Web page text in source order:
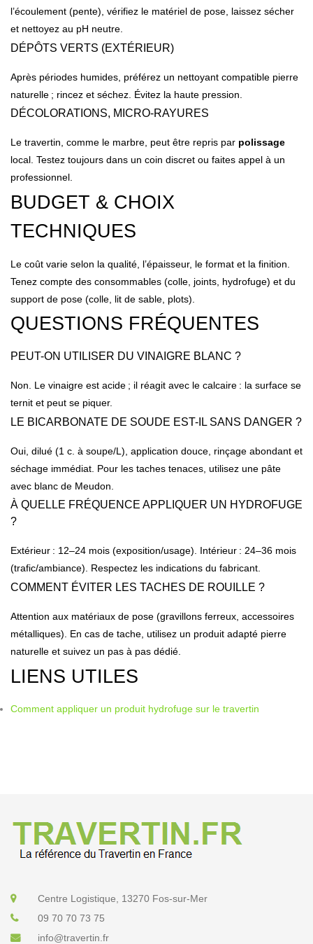
l’écoulement (pente), vérifiez le matériel de pose, laissez sécher
et nettoyez au pH neutre.
DÉPÔTS VERTS (EXTÉRIEUR)
Après périodes humides, préférez un nettoyant compatible pierre
naturelle ; rincez et séchez. Évitez la haute pression.
DÉCOLORATIONS, MICRO-RAYURES
Le travertin, comme le marbre, peut être repris par polissage
local. Testez toujours dans un coin discret ou faites appel à un
professionnel.
BUDGET & CHOIX
TECHNIQUES
Le coût varie selon la qualité, l’épaisseur, le format et la finition.
Tenez compte des consommables (colle, joints, hydrofuge) et du
support de pose (colle, lit de sable, plots).
QUESTIONS FRÉQUENTES
PEUT-ON UTILISER DU VINAIGRE BLANC ?
Non. Le vinaigre est acide ; il réagit avec le calcaire : la surface se
ternit et peut se piquer.
LE BICARBONATE DE SOUDE EST-IL SANS DANGER ?
Oui, dilué (1 c. à soupe/L), application douce, rinçage abondant et
séchage immédiat. Pour les taches tenaces, utilisez une pâte
avec blanc de Meudon.
À QUELLE FRÉQUENCE APPLIQUER UN HYDROFUGE
?
Extérieur : 12–24 mois (exposition/usage). Intérieur : 24–36 mois
(trafic/ambiance). Respectez les indications du fabricant.
COMMENT ÉVITER LES TACHES DE ROUILLE ?
Attention aux matériaux de pose (gravillons ferreux, accessoires
métalliques). En cas de tache, utilisez un produit adapté pierre
naturelle et suivez un pas à pas dédié.
LIENS UTILES
Comment appliquer un produit hydrofuge sur le travertin
Centre Logistique, 13270 Fos-sur-Mer
09 70 70 73 75
info@travertin.fr